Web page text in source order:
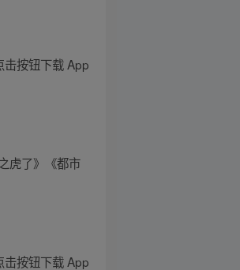
击按钮下载 App
虎了》《都市
击按钮下载 App